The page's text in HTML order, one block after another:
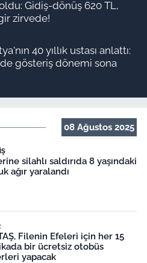
Gidiş-dönüş 620 TL,
zirvede!
40 yıllık ustası anlattı:
gösteriş dönemi sona
08 Ağustos 2025
silahlı saldırıda 8 yaşındaki
ağır yaralandı
Filenin Efeleri için her 15
bir ücretsiz otobüs
yapacak